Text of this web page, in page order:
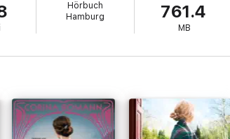
Hörbuch
Hamburg
761.4
MB